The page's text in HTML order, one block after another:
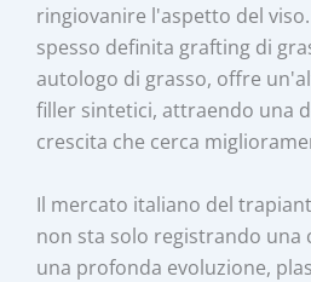
ringiovanire l'aspetto del
spesso definita grafting di
autologo di grasso, offre
filler sintetici, attraendo una
crescita che cerca
Il mercato italiano del
non sta solo registrando una
una profonda evoluzione,